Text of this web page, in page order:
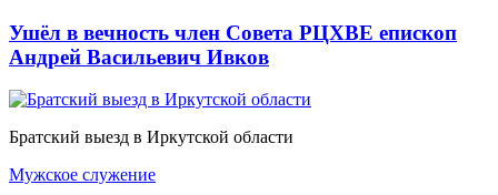
Ушёл в вечность член Совета РЦХВЕ епископ
Андрей Васильевич Ивков
Братский выезд в Иркутской области
Мужское служение